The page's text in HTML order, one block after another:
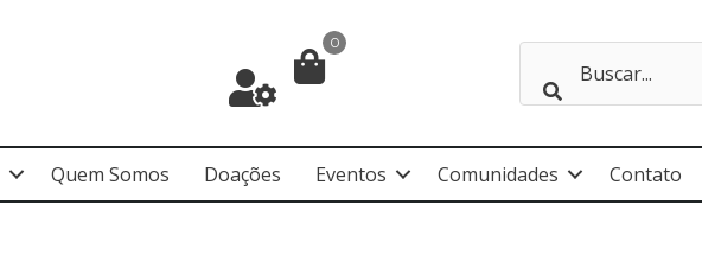
0
Quem Somos Doações Eventos Comunidades Contato